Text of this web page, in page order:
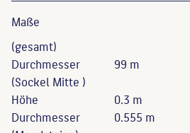
Maße
(gesamt)
Durchmesser
(Sockel Mitte )
Höhe
Durchmesser
99 m
0.3 m
0.555 m